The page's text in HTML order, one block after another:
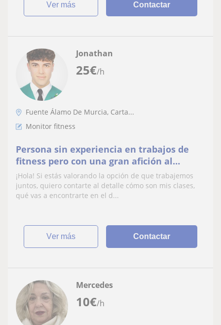
ver más Contactar
25€/h
Jonathan
Fuente Álamo De Murcia, Carta...
Monitor fitness
Persona sin experiencia en trabajos de
fitness pero con una gran afición al
mundo fitness.
¡Hola! Si estás valorando la opción de que trabajemos
juntos, quiero contarte al detalle cómo son mis clases,
qué vas a encontrarte en el d...
ver más Contactar
10€/h
Mercedes